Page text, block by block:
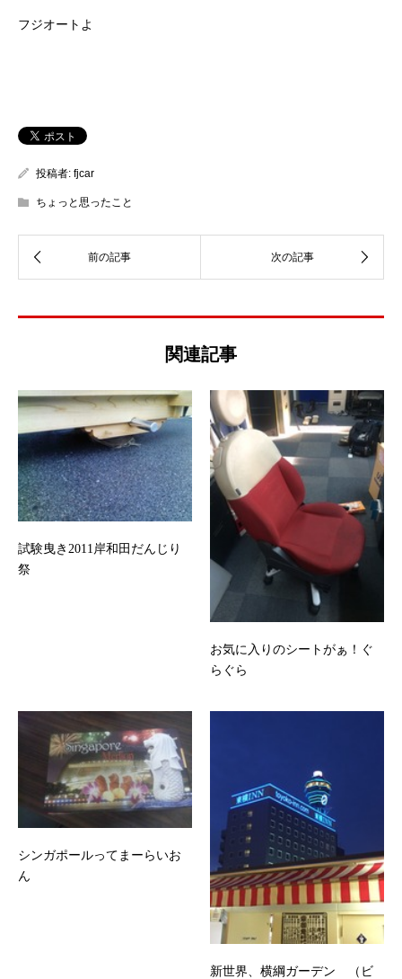
フジオートよ
投稿者: fjcar
ちょっと思ったこと
関連記事
試験曳き2011岸和田だんじり
祭
お気に入りのシートがぁ！ぐ
らぐら
シンガポールってまーらいお
ん
新世界、横綱ガーデン （ビ